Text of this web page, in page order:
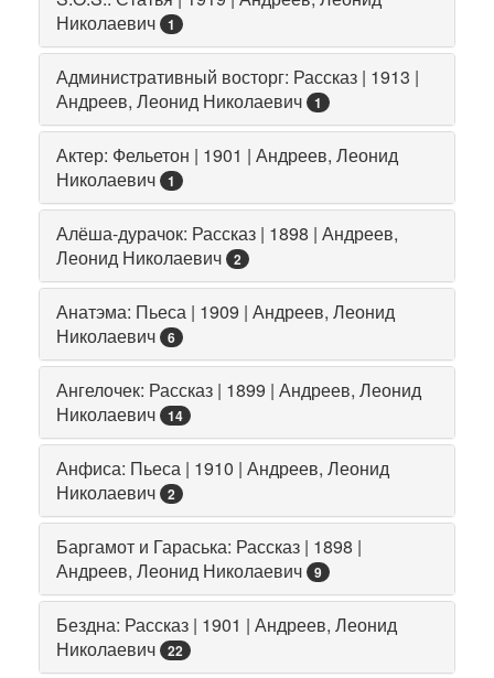
Николаевич
1
Административный восторг: Рассказ | 1913 |
Андреев, Леонид Николаевич
1
Актер: Фельетон | 1901 | Андреев, Леонид
Николаевич
1
Алёша-дурачок: Рассказ | 1898 | Андреев,
Леонид Николаевич
2
Анатэма: Пьеса | 1909 | Андреев, Леонид
Николаевич
6
Ангелочек: Рассказ | 1899 | Андреев, Леонид
Николаевич
14
Анфиса: Пьеса | 1910 | Андреев, Леонид
Николаевич
2
Баргамот и Гараська: Рассказ | 1898 |
Андреев, Леонид Николаевич
9
Бездна: Рассказ | 1901 | Андреев, Леонид
Николаевич
22